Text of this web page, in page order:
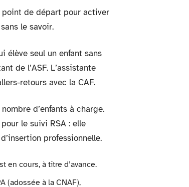
point de départ pour activer
le savoir.
élève seul un enfant sans
de l’ASF. L’assistante
retours avec la CAF.
d’enfants à charge.
le suivi RSA : elle
professionnelle.
en cours, à titre d’avance.
(adossée à la CNAF),